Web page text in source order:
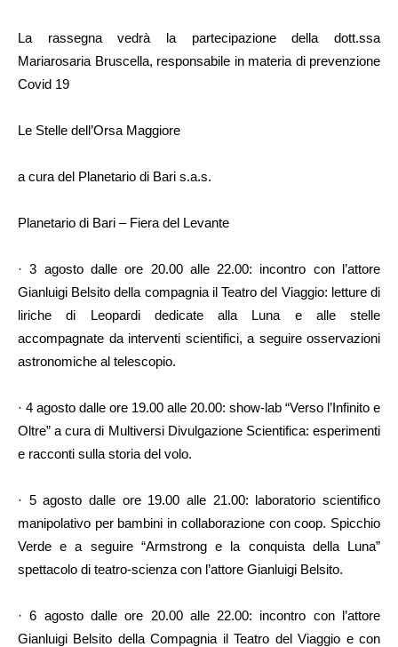
La rassegna vedrà la partecipazione della dott.ssa
Mariarosaria Bruscella, responsabile in materia di prevenzione
Covid 19
Le Stelle dell’Orsa Maggiore
a cura del Planetario di Bari s.a.s.
Planetario di Bari – Fiera del Levante
· 3 agosto dalle ore 20.00 alle 22.00: incontro con l’attore
Gianluigi Belsito della compagnia il Teatro del Viaggio: letture di
liriche di Leopardi dedicate alla Luna e alle stelle
accompagnate da interventi scientifici, a seguire osservazioni
astronomiche al telescopio.
· 4 agosto dalle ore 19.00 alle 20.00: show-lab “Verso l’Infinito e
Oltre” a cura di Multiversi Divulgazione Scientifica: esperimenti
e racconti sulla storia del volo.
· 5 agosto dalle ore 19.00 alle 21.00: laboratorio scientifico
manipolativo per bambini in collaborazione con coop. Spicchio
Verde e a seguire “Armstrong e la conquista della Luna”
spettacolo di teatro-scienza con l’attore Gianluigi Belsito.
· 6 agosto dalle ore 20.00 alle 22.00: incontro con l’attore
Gianluigi Belsito della Compagnia il Teatro del Viaggio e con